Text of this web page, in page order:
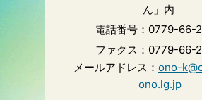
ん」内
電話番号：0779-66-
ファクス：0779-66-
メールアドレス： ono-
ono.lg.jp